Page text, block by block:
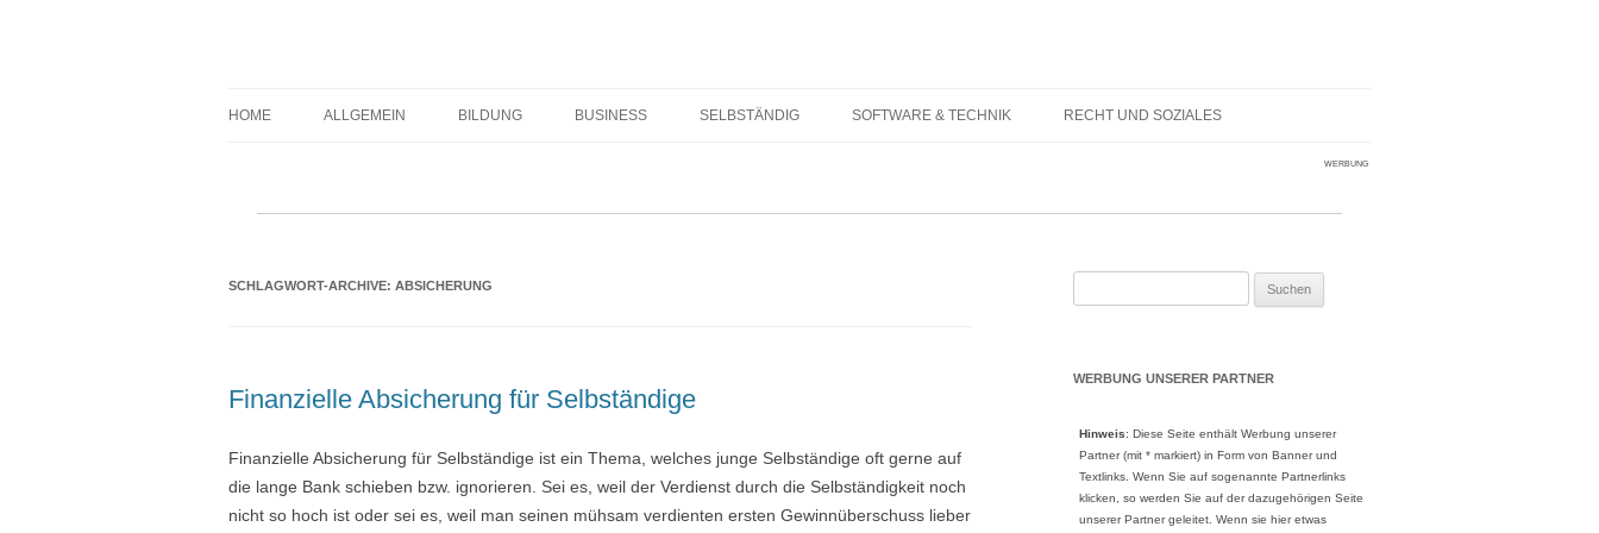
HOME ALLGEMEIN BILDUNG BUSINESS SELBSTÄNDIG SOFTWARE & TECHNIK RECHT UND SOZIALES
WERBUNG
SCHLAGWORT-ARCHIVE: ABSICHERUNG
Finanzielle Absicherung für Selbständige
Finanzielle Absicherung für Selbständige ist ein Thema, welches junge Selbständige oft gerne auf
die lange Bank schieben bzw. ignorieren. Sei es, weil der Verdienst durch die Selbständigkeit noch
nicht so hoch ist oder sei es, weil man seinen mühsam verdienten ersten Gewinnüberschuss lieber
WERBUNG UNSERER PARTNER
Hinweis: Diese Seite enthält Werbung unserer
Partner (mit * markiert) in Form von Banner und
Textlinks. Wenn Sie auf sogenannte Partnerlinks
klicken, so werden Sie auf der dazugehörigen Seite
unserer Partner geleitet. Wenn sie hier etwas